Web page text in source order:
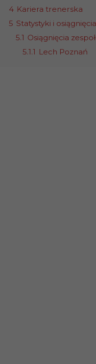
4 Kariera trenerska
5 Statystyki i
5.1 Osiągnięcia
5.1.1 Lech Poznań